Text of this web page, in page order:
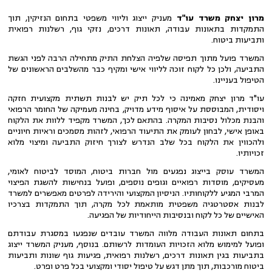
מרון יצחק משרד עו"ד מעניק ייצוג וליווי משפטי בתחום הנזיקין, תוך
התמקדות בתאונות עבודה, תאונות דרכים, נזקי גוף, רשלנות רפואית
ותביעות ביטוח.
המשרד פועל מתוך תפיסה שלפיה הצלחת התיק מתחילה הרבה לפני הגשת
התביעה, ולכן כל לקוח זוכה לליווי אישי ומקיף כבר מהשלבים הראשונים של
הטיפול בעניינו.
עו"ד מרון יצחק מאמינה כי לכל תיק יש לבנות תשתית מקצועית חזקה
ויסודית, המבוססת על איסוף מידע מדויק, בחינה מעמיקה של החומר הרפואי
והבנת מכלול נסיבות המקרה. בהתאם לכך, המשרד מקפיד ללוות את הלקוח
באופן אישי, לבחון לעומק את התיעוד הרפואי, לזהות מסמכים וראיות חיוניים
ולהכווין את הלקוח בכל שלב הנדרש לצורך חיזוק התביעה ומיצוי מלוא
זכויותיו.
המשרד עוסק בייצוג נפגעים מול חברות ביטוח, המוסד לביטוח לאומי,
מעסיקים, מוסדות רפואיים וגופים נוספים, ופועל בנחישות להשגת הפיצוי
המרבי המגיע ללקוחותיו. הניסיון המקצועי והירידה לפרטים מאפשרים למשרד
לבנות אסטרטגיה משפטית מותאמת לכל מקרה, תוך התמקדות בצרכיו
האישיים של כל לקוח ובנסיבות הייחודיות של הפגיעה.
בתחום תאונות העבודה מלווה המשרד עובדים שנפגעו במסגרת עבודתם
ופועל למימוש מלוא הזכויות העומדות לרשותם. בנוסף, מעניק המשרד ייצוג
בתביעות בגין תאונות דרכים, רשלנות רפואית, פגיעות גוף שונות ותביעות
ביטוח מורכבות, תוך מתן דגש על טיפול יסודי ומקצועי בכל פרט ופרט.